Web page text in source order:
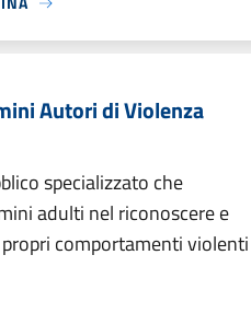
Autori di Violenza
specializzato che
adulti nel riconoscere e
comportamenti violenti